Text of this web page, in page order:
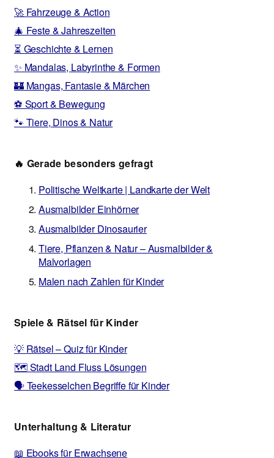
🚀 Fahrzeuge & Action
🎄 Feste & Jahreszeiten
⏳ Geschichte & Lernen
✨ Mandalas, Labyrinthe & Formen
🏰 Mangas, Fantasie & Märchen
⚽ Sport & Bewegung
🐾 Tiere, Dinos & Natur
🔥 Gerade besonders gefragt
Politische Weltkarte | Landkarte der Welt
Ausmalbilder Einhörner
Ausmalbilder Dinosaurier
Tiere, Pflanzen & Natur – Ausmalbilder &
Malvorlagen
Malen nach Zahlen für Kinder
Spiele & Rätsel für Kinder
💡 Rätsel – Quiz für Kinder
🗺️ Stadt Land Fluss Lösungen
🗣️ Teekesselchen Begriffe für Kinder
Unterhaltung & Literatur
📖 Ebooks für Erwachsene